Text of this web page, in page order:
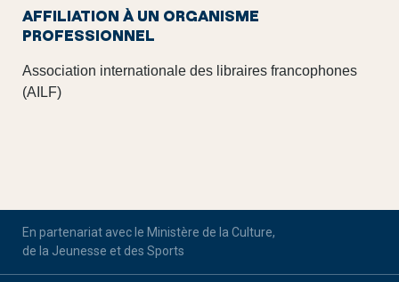
AFFILIATION À UN ORGANISME
PROFESSIONNEL
Association internationale des libraires francophones
(AILF)
En partenariat avec le Ministère de la Culture,
de la Jeunesse et des Sports